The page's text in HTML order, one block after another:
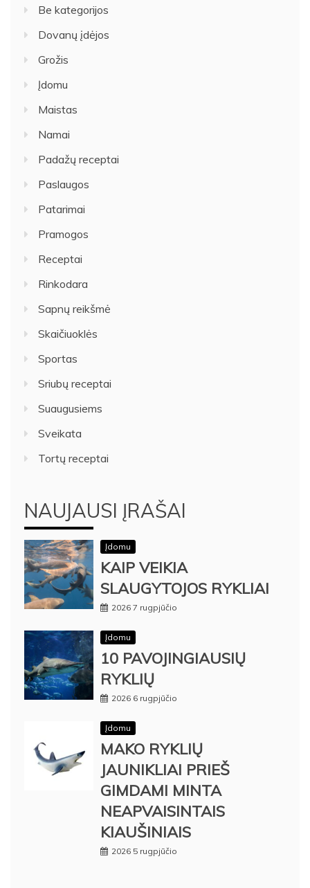
Be kategorijos
Dovanų įdėjos
Grožis
Įdomu
Maistas
Namai
Padažų receptai
Paslaugos
Patarimai
Pramogos
Receptai
Rinkodara
Sapnų reikšmė
Skaičiuoklės
Sportas
Sriubų receptai
Suaugusiems
Sveikata
Tortų receptai
NAUJAUSI ĮRAŠAI
Įdomu
KAIP VEIKIA
SLAUGYTOJOS RYKLIAI
2026 7 rugpjūčio
Įdomu
10 PAVOJINGIAUSIŲ
RYKLIŲ
2026 6 rugpjūčio
Įdomu
MAKO RYKLIŲ
JAUNIKLIAI PRIEŠ
GIMDAMI MINTA
NEAPVAISINTAIS
KIAUŠINIAIS
2026 5 rugpjūčio